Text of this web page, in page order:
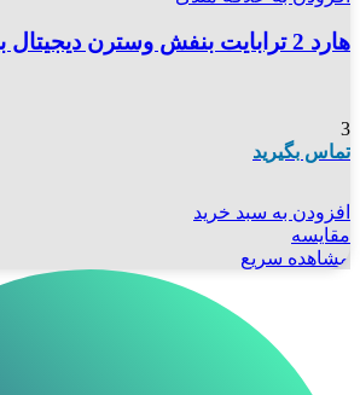
هارد 2 ترابایت بنفش وسترن دیجیتال با گارانتی اصلی
3
تماس بگیرید
افزودن به سبد خرید
مقایسه
مشاهده سریع